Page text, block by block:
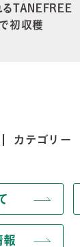
るTANEFREE
初収穫
カテゴリー
報